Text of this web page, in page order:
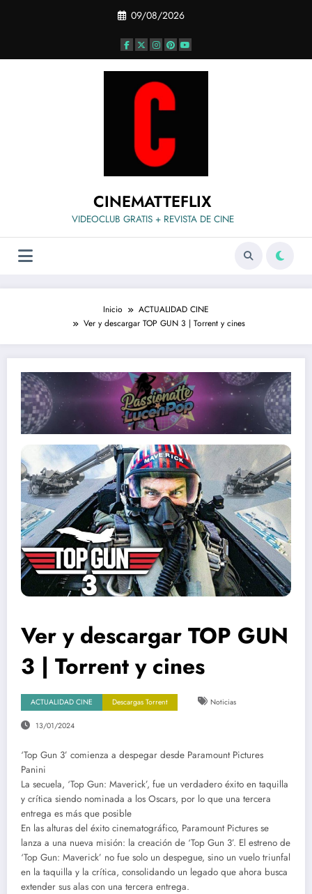
09/08/2026
CINEMATTEFLIX
VIDEOCLUB GRATIS + REVISTA DE CINE
Inicio
ACTUALIDAD CINE
Ver y descargar TOP GUN 3 | Torrent y cines
Ver y descargar TOP GUN
3 | Torrent y cines
ACTUALIDAD CINE Descargas Torrent Noticias
13/01/2024
‘Top Gun 3’ comienza a despegar desde Paramount Pictures
Panini
La secuela, ‘Top Gun: Maverick’, fue un verdadero éxito en taquilla
y crítica siendo nominada a los Oscars, por lo que una tercera
entrega es más que posible
En las alturas del éxito cinematográfico, Paramount Pictures se
lanza a una nueva misión: la creación de ‘Top Gun 3’. El estreno de
‘Top Gun: Maverick’ no fue solo un despegue, sino un vuelo triunfal
en la taquilla y la crítica, consolidando un legado que ahora busca
extender sus alas con una tercera entrega.